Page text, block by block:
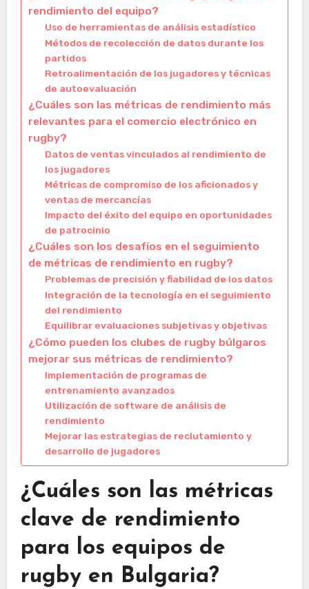
rendimiento del equipo?
Uso de herramientas de análisis estadístico
Métodos de recolección de datos durante los
partidos
Retroalimentación de los jugadores y técnicas
de autoevaluación
¿Cuáles son las métricas de rendimiento más
relevantes para el comercio electrónico en
rugby?
Datos de ventas vinculados al rendimiento de
los jugadores
Métricas de compromiso de los aficionados y
ventas de mercancías
Impacto del éxito del equipo en oportunidades
de patrocinio
¿Cuáles son los desafíos en el seguimiento
de métricas de rendimiento en rugby?
Problemas de precisión y fiabilidad de los datos
Integración de la tecnología en el seguimiento
del rendimiento
Equilibrar evaluaciones subjetivas y objetivas
¿Cómo pueden los clubes de rugby búlgaros
mejorar sus métricas de rendimiento?
Implementación de programas de
entrenamiento avanzados
Utilización de software de análisis de
rendimiento
Mejorar las estrategias de reclutamiento y
desarrollo de jugadores
¿Cuáles son las métricas
clave de rendimiento
para los equipos de
rugby en Bulgaria?